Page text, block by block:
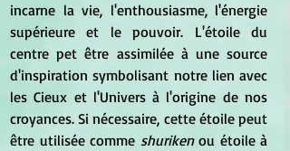
incarne la vie, l'enthousiasme, l'énergie
supérieure et le pouvoir. L'étoile du
centre pet être assimilée à une source
d'inspiration symbolisant notre lien avec
les Cieux et l'Univers à l'origine de nos
croyances. Si nécessaire, cette étoile peut
être utilisée comme shuriken ou étoile à